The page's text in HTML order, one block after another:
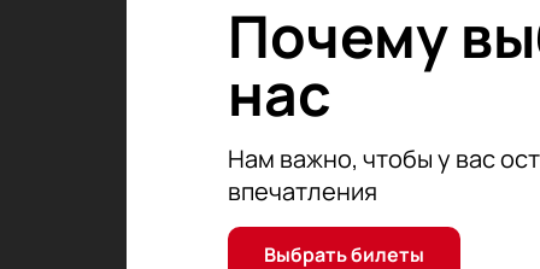
и нет. И только зрителю
Почему
нас
Нам важно, чтобы у вас
впечатления
Выбрать билеты